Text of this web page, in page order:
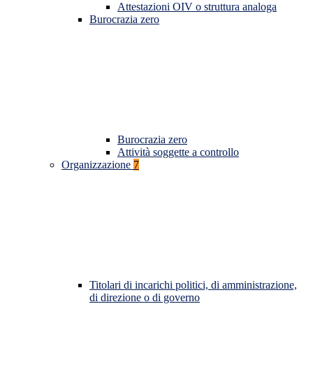
Attestazioni OIV o struttura analoga
Burocrazia zero
Burocrazia zero
Attività soggette a controllo
Organizzazione 7
Titolari di incarichi politici, di amministrazione,
di direzione o di governo